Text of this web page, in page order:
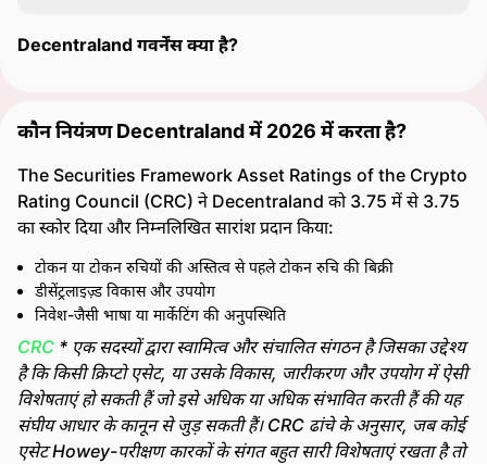
Decentraland गवर्नेंस क्या है?
कौन नियंत्रण Decentraland में 2026 में करता है?
The Securities Framework Asset Ratings of the Crypto
Rating Council (CRC) ने Decentraland को 3.75 में से 3.75
का स्कोर दिया और निम्नलिखित सारांश प्रदान किया:
टोकन या टोकन रुचियों की अस्तित्व से पहले टोकन रुचि की बिक्री
डीसेंट्रलाइज़्ड विकास और उपयोग
निवेश-जैसी भाषा या मार्केटिंग की अनुपस्थिति
CRC * एक सदस्यों द्वारा स्वामित्व और संचालित संगठन है जिसका उद्देश्य
है कि किसी क्रिप्टो एसेट, या उसके विकास, जारीकरण और उपयोग में ऐसी
विशेषताएं हो सकती हैं जो इसे अधिक या अधिक संभावित करती हैं की यह
संघीय आधार के कानून से जुड़ सकती हैं। CRC ढांचे के अनुसार, जब कोई
एसेट Howey-परीक्षण कारकों के संगत बहुत सारी विशेषताएं रखता है तो